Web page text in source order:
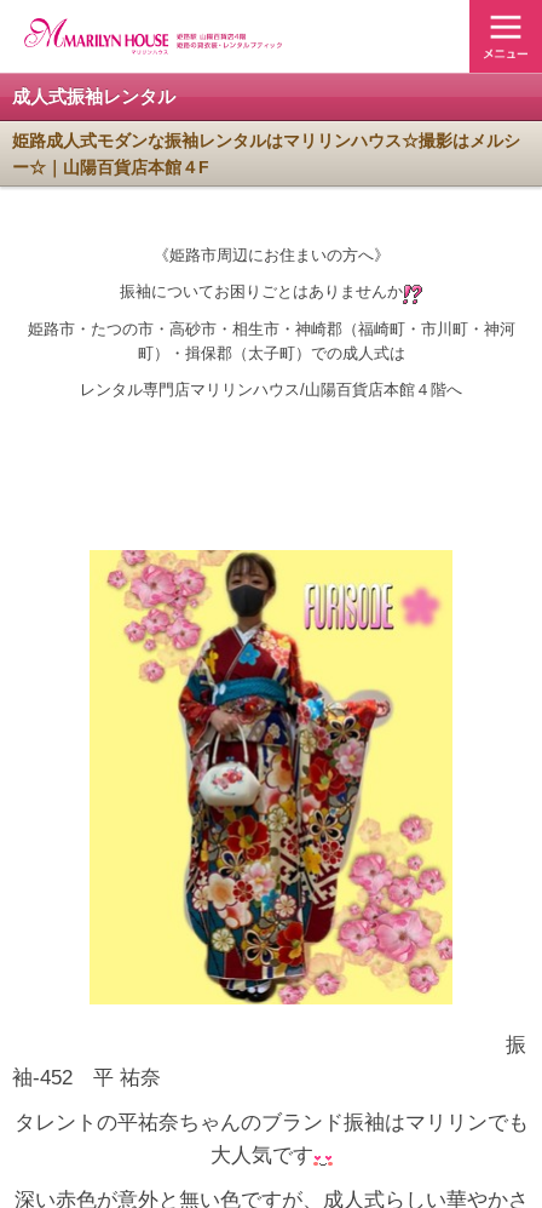
成人式振袖レンタル
姫路成人式モダンな振袖レンタルはマリリンハウス☆撮影はメルシ
ー☆｜山陽百貨店本館４F
《姫路市周辺にお住まいの方へ》
振袖についてお困りごとはありませんか
姫路市・たつの市・高砂市・相生市・神崎郡（福崎町・市川町・神河
町）・揖保郡（太子町）での成人式は
レンタル専門店マリリンハウス/山陽百貨店本館４階へ
振
袖-452 平 祐奈
タレントの平祐奈ちゃんのブランド振袖はマリリンでも
大人気です
深い赤色が意外と無い色ですが、成人式らしい華やかさ